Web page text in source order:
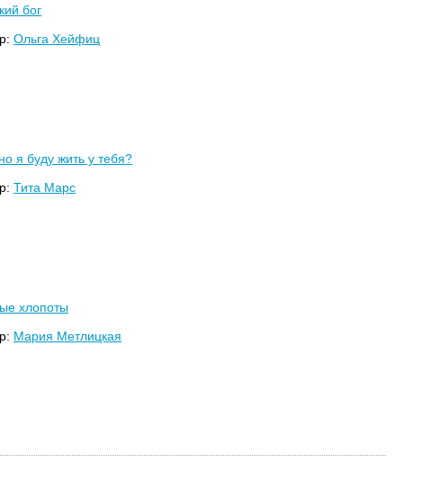
бог
Ольга Хейфиц
я буду жить у тебя?
Тита Марс
хлопоты
Мария Метлицкая